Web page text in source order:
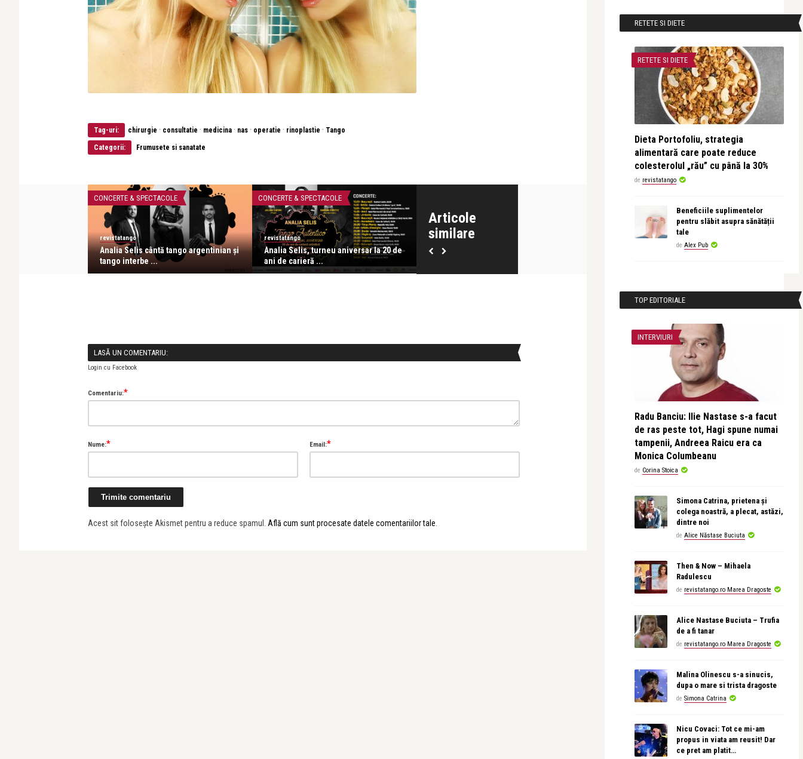
Tag-uri: chirurgie · consultatie · medicina · nas · operatie · rinoplastie · Tango
Categorii: Frumusete si sanatate
Articole
similare
CONCERTE & SPECTACOLE
revistatango
Analia Selis cântă tango argentinian și
tango interbe ...
CONCERTE & SPECTACOLE
revistatango
Analia Selis, turneu aniversar la 20 de
ani de carieră ...
Alice Năstase Buciuta
Simona și Gabriel Ianoși: A avea un
„Tango. Radio & Juliet”, transmis
LASĂ UN COMENTARIU:
Login cu Facebook
Comentariu:*
Nume:* Email:*
Acest sit folosește Akismet pentru a reduce spamul. Află cum sunt procesate datele comentariilor tale.
RETETE SI DIETE
RETETE SI DIETE
Dieta Portofoliu, strategia
alimentară care poate reduce
colesterolul „rău” cu până la 30%
de revistatango
Beneficiile suplimentelor
pentru slăbit asupra sănătății
tale
de Alex Pub
TOP EDITORIALE
INTERVIURI
Radu Banciu: Ilie Nastase s-a facut
de ras peste tot, Hagi spune numai
tampenii, Andreea Raicu era ca
Monica Columbeanu
de Corina Stoica
Simona Catrina, prietena și
colega noastră, a plecat, astăzi,
dintre noi
de Alice Năstase Buciuta
Then & Now – Mihaela
Radulescu
de revistatango.ro Marea Dragoste
Alice Nastase Buciuta – Trufia
de a fi tanar
de revistatango.ro Marea Dragoste
Malina Olinescu s-a sinucis,
dupa o mare si trista dragoste
de Simona Catrina
Nicu Covaci: Tot ce mi-am
propus in viata am reusit! Dar
ce pret am platit…